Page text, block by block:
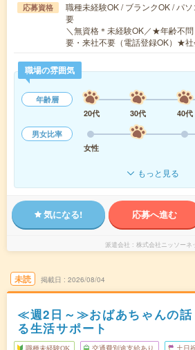
応募資格
職種未経験OK / ブランクOK / パ
要
＼無資格＊未経験OK／★年齢不
要・来社不要（電話登録OK）★
職場の雰囲気
年齢層
20代
30代 40代
男女比率
女性
もっと見る
気になる! 応募へ進む
派遣会社 株式会社ニッソーネ
未読 掲載日 2026/08/04
≪週2日～≫おばあちゃんの話
る生活サポート
職種未経験OK 交通費別途支給あり 土日